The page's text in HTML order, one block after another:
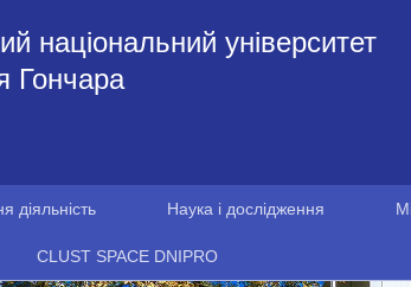
національний університет
Гончара
діяльність Наука і дослідження
CLUST SPACE DNIPRO